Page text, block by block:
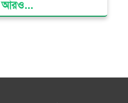
কেন্দ্র গণভবন থেকে রক্তাক্ত
বিনামূল্যে চিকিৎসাসেবা
আরও...